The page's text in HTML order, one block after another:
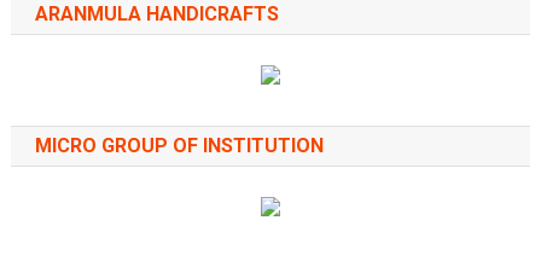
ARANMULA HANDICRAFTS
MICRO GROUP OF INSTITUTION